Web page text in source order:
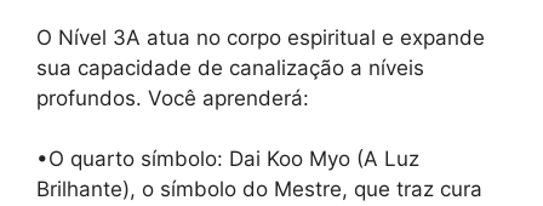
O Nível 3A atua no corpo espiritual e expande
sua capacidade de canalização a níveis
profundos. Você aprenderá:
•O quarto símbolo: Dai Koo Myo (A Luz
Brilhante), o símbolo do Mestre, que traz cura